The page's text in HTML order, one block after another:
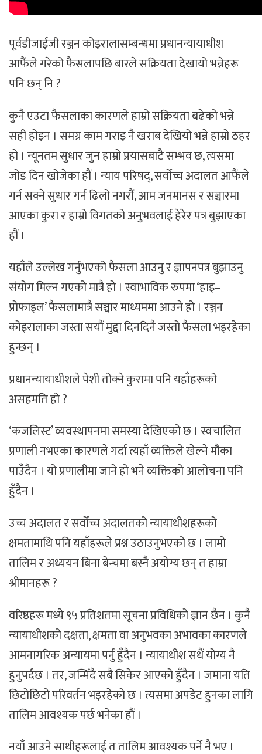
पूर्वडीजाईजी रञ्जन कोइरालासम्बन्धमा प्रधानन्यायाधीश
आफैंले गरेको फैसलापछि बारले सक्रियता देखायो भन्नेहरू
पनि छन् नि ?
कुनै एउटा फैसलाका कारणले हाम्रो सक्रियता बढेको भन्ने
सही होइन । समग्र काम गराइ नै खराब देखियो भन्ने हाम्रो ठहर
हो । न्यूनतम सुधार जुन हाम्रो प्रयासबाटै सम्भव छ, त्यसमा
जोड दिन खोजेका हौं । न्याय परिषद्, सर्वोच्च अदालत आफैंले
गर्न सक्ने सुधार गर्न ढिलो नगरौं, आम जनमानस र सञ्चारमा
आएका कुरा र हाम्रो विगतको अनुभवलाई हेरेर पत्र बुझाएका
हौं ।
यहाँले उल्लेख गर्नुभएको फैसला आउनु र ज्ञापनपत्र बुझाउनु
संयोग मिल्न गएको मात्रै हो । स्वाभाविक रुपमा ‘हाइ–
प्रोफाइल’ फैसलामात्रै सञ्चार माध्यममा आउने हो । रञ्जन
कोइरालाका जस्ता सयौं मुद्दा दिनदिनै जस्तो फैसला भइरहेका
हुन्छन् ।
प्रधानन्यायाधीशले पेशी तोक्ने कुरामा पनि यहाँहरूको
असहमति हो ?
‘कजलिस्ट’ व्यवस्थापनमा समस्या देखिएको छ । स्वचालित
प्रणाली नभएका कारणले गर्दा त्यहाँ व्यक्तिले खेल्ने मौका
पाउँदैन । यो प्रणालीमा जाने हो भने व्यक्तिको आलोचना पनि
हुँदैन ।
उच्च अदालत र सर्वोच्च अदालतको न्यायाधीशहरूको
क्षमतामाथि पनि यहाँहरूले प्रश्न उठाउनुभएको छ । लामो
तालिम र अध्ययन बिना बेन्चमा बस्नै अयोग्य छन् त हाम्रा
श्रीमानहरू ?
वरिष्ठहरू मध्ये ९५ प्रतिशतमा सूचना प्रविधिको ज्ञान छैन । कुनै
न्यायाधीशको दक्षता, क्षमता वा अनुभवका अभावका कारणले
आमनागरिक अन्यायमा पर्नु हुँदैन । न्यायाधीश सधैं योग्य नै
हुनुपर्दछ । तर, जन्मिँदै सबै सिकेर आएको हुँदैन । जमाना यति
छिटोछिटो परिवर्तन भइरहेको छ । त्यसमा अपडेट हुनका लागि
तालिम आवश्यक पर्छ भनेका हौं ।
नयाँ आउने साथीहरूलाई त तालिम आवश्यक पर्ने नै भए ।